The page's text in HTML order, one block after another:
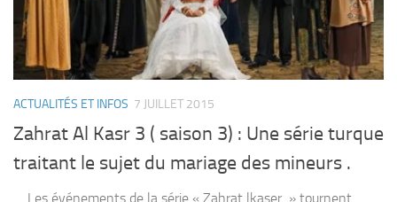
ACTUALITÉS ET INFOS 7 JUILLET 2015
Zahrat Al Kasr 3 ( saison 3) : Une série turque
traitant le sujet du mariage des mineurs .
Les événements de la série « Zahrat lkaser » tournent